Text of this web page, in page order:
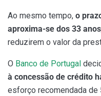
Ao mesmo tempo, o
aproxima-se dos 33 anos
reduzirem o valor da
O Banco de Portugal
à concessão de crédito
esforço recomendada de